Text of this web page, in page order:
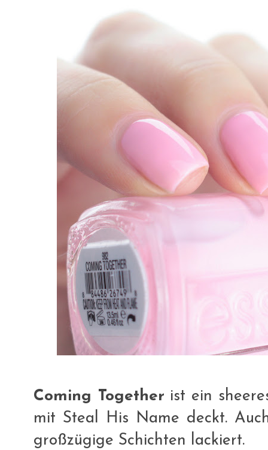
Coming Together ist ein
mit Steal His Name deckt.
großzügige Schichten lackiert.